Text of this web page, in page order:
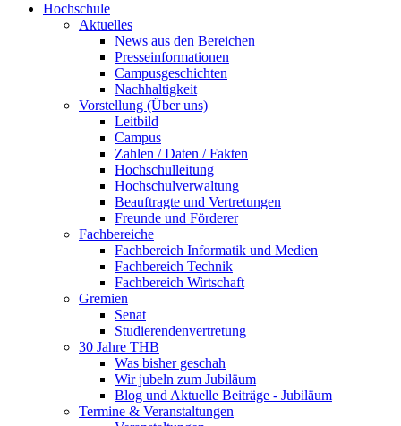
Hochschule
Aktuelles
News aus den Bereichen
Presseinformationen
Campusgeschichten
Nachhaltigkeit
Vorstellung (Über uns)
Leitbild
Campus
Zahlen / Daten / Fakten
Hochschulleitung
Hochschulverwaltung
Beauftragte und Vertretungen
Freunde und Förderer
Fachbereiche
Fachbereich Informatik und Medien
Fachbereich Technik
Fachbereich Wirtschaft
Gremien
Senat
Studierendenvertretung
30 Jahre THB
Was bisher geschah
Wir jubeln zum Jubiläum
Blog und Aktuelle Beiträge - Jubiläum
Termine & Veranstaltungen